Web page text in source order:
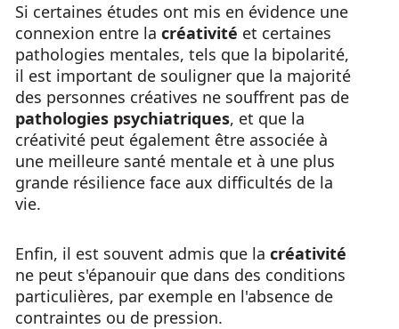
Si certaines études ont mis en évidence une
connexion entre la créativité et certaines
pathologies mentales, tels que la bipolarité,
il est important de souligner que la majorité
des personnes créatives ne souffrent pas de
pathologies psychiatriques, et que la
créativité peut également être associée à
une meilleure santé mentale et à une plus
grande résilience face aux difficultés de la
vie.
Enfin, il est souvent admis que la créativité
ne peut s'épanouir que dans des conditions
particulières, par exemple en l'absence de
contraintes ou de pression.